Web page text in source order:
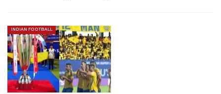
INDIAN FOOTBALL